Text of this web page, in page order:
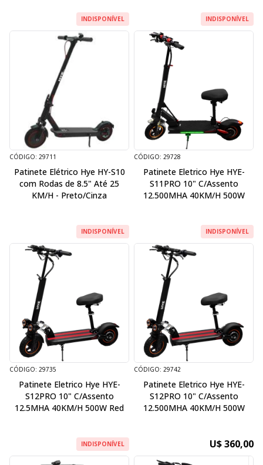
INDISPONÍVEL INDISPONÍVEL
CÓDIGO: 29711
Patinete Elétrico Hye HY-S10
com Rodas de 8.5" Até 25
KM/H - Preto/Cinza
INDISPONÍVEL
CÓDIGO: 29728
Patinete Eletrico Hye HYE-
S11PRO 10" C/Assento
12.500MHA 40KM/H 500W
INDISPONÍVEL
CÓDIGO: 29735
Patinete Eletrico Hye HYE-
S12PRO 10" C/Assento
12.5MHA 40KM/H 500W Red
INDISPONÍVEL
CÓDIGO: 29742
Patinete Eletrico Hye HYE-
S12PRO 10" C/Assento
12.500MHA 40KM/H 500W
U$ 360,00